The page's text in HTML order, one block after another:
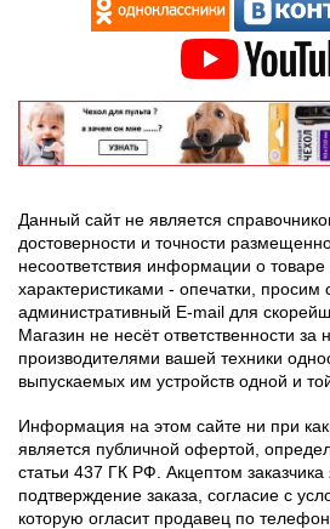
Данный сайт не является
достоверности и точности
несоответствия информации о
характеристиками - опечатки, просим
административный E-mail для
Магазин не несёт ответственности за
производителями вашей техники
выпускаемых им устройств одной и
Информация на этом сайте ни при
является публичной офертой,
статьи 437 ГК РФ. Акцептом заказчика
подтверждение заказа, согласие с
которую огласит продавец по